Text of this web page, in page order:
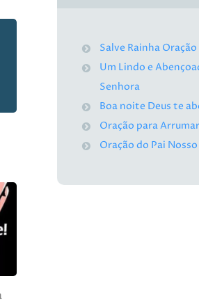
Salve Rainha Oração
Um Lindo e
Senhora
Boa noite Deus te
Oração para
Oração do Pai Nosso